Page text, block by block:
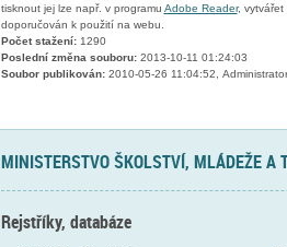
tisknout jej lze např. v programu Adobe Reader, vytvářet
doporučován k použití na webu.
Počet stažení:1290
Poslední změna souboru:2013-10-11 01:24:03
Soubor publikován:2010-05-26 11:04:52, Administrator
MINISTERSTVO ŠKOLSTVÍ, MLÁDEŽE A
Rejstříky, databáze